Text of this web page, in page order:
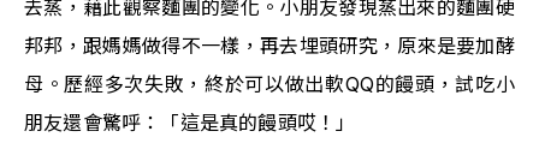
去蒸，藉此觀察麵團的變化。小朋友發現蒸出來的麵團硬
邦邦，跟媽媽做得不一樣，再去埋頭研究，原來是要加酵
母。歷經多次失敗，終於可以做出軟QQ的饅頭，試吃小
朋友還會驚呼：「這是真的饅頭哎！」